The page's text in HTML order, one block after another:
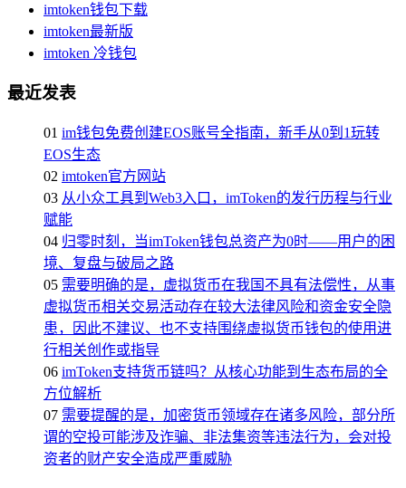
imtoken钱包下载
imtoken最新版
imtoken 冷钱包
最近发表
01 im钱包免费创建EOS账号全指南，新手从0到1玩转
EOS生态
02 imtoken官方网站
03 从小众工具到Web3入口，imToken的发行历程与行业
赋能
04 归零时刻，当imToken钱包总资产为0时——用户的困
境、复盘与破局之路
05 需要明确的是，虚拟货币在我国不具有法偿性，从事
虚拟货币相关交易活动存在较大法律风险和资金安全隐
患，因此不建议、也不支持围绕虚拟货币钱包的使用进
行相关创作或指导
06 imToken支持货币链吗？从核心功能到生态布局的全
方位解析
07 需要提醒的是，加密货币领域存在诸多风险，部分所
谓的空投可能涉及诈骗、非法集资等违法行为，会对投
资者的财产安全造成严重威胁